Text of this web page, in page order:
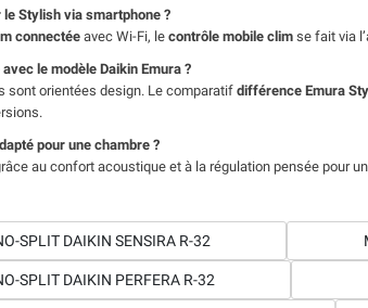
Stylish via smartphone ?
connectée avec Wi-Fi, le contrôle mobile clim se fait via
le modèle Daikin Emura ?
sont orientées design. Le comparatif différence Emura
pour une chambre ?
au confort acoustique et à la régulation pensée pour
SPLIT DAIKIN SENSIRA R-32
SPLIT DAIKIN PERFERA R-32